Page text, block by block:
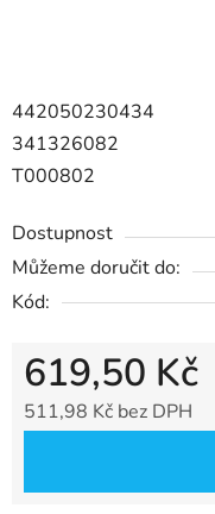
442050230434
341326082
T000802
Dostupnost
Můžeme doručit do:
Kód:
619,50 Kč
511,98 Kč bez DPH